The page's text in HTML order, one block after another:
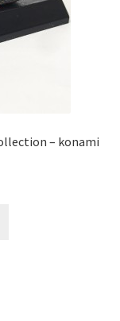
– konami